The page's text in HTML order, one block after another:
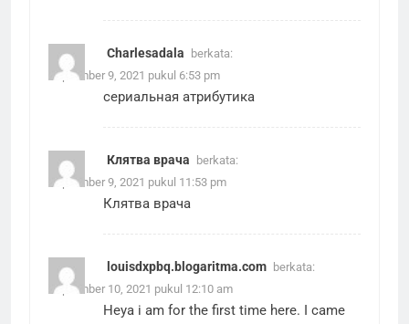
Charlesadala
berkata:
September 9, 2021 pukul 6:53 pm
сериальная атрибутика
Клятва врача
berkata:
September 9, 2021 pukul 11:53 pm
Клятва врача
louisdxpbq.blogaritma.com berkata:
September 10, 2021 pukul 12:10 am
Heya i am for the first time here. I came